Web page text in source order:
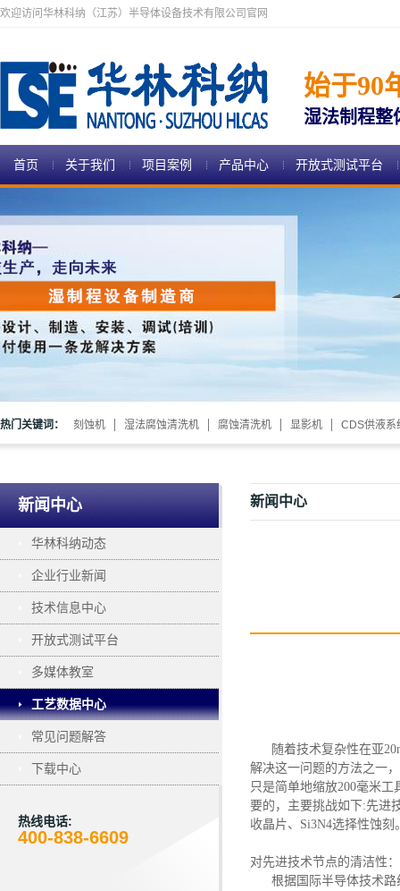
欢迎访问华林科纳（江苏）半导体设备技术有限公司官网
始于90
湿法制程整
首页 关于我们 项目案例 产品中心 开放式测试平台
热门关键词： 刻蚀机 湿法腐蚀清洗机 腐蚀清洗机 显影机 CDS供液系
新闻中心
华林科纳动态
企业行业新闻
技术信息中心
开放式测试平台
多媒体教室
工艺数据中心
常见问题解答
下载中心
热线电话:
400-838-6609
新闻中心
随着技术复杂性在亚
解决这一问题的方法之一，
只是简单地缩放200毫米
要的 ， 主要挑战如下:先进
收晶片、 Si3N4选择性蚀刻
对先进技术节点的清洁性：
根据国际半导体技术路